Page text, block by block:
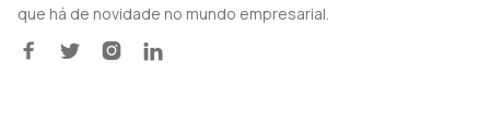
que há de novidade no mundo empresarial.
   